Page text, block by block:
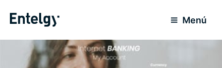
para
conteúdo
Menú